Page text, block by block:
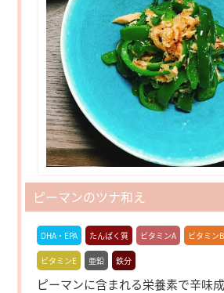
ピーマンのツナ和え
DHA・EPA たんぱく質 ビタミンA ビタミン
ビタミンE 亜鉛 鉄分
ピーマンに含まれる栄養素で辛味